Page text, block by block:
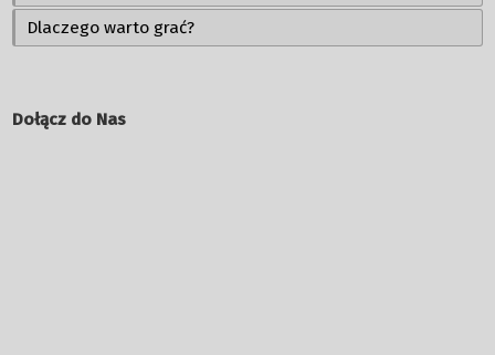
Dlaczego warto grać?
Dołącz do Nas